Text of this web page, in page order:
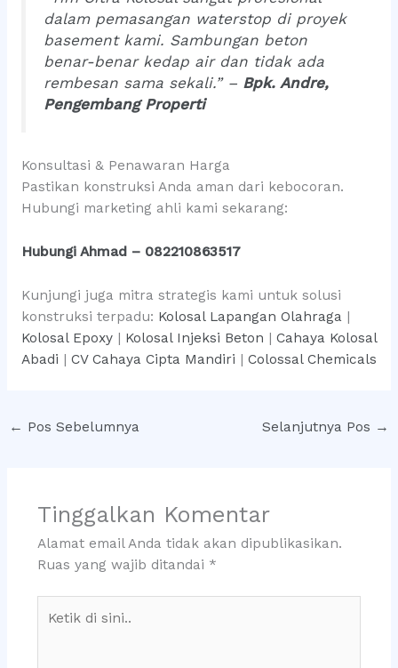
dalam pemasangan waterstop di proyek
basement kami. Sambungan beton
benar-benar kedap air dan tidak ada
rembesan sama sekali.” – Bpk. Andre,
Pengembang Properti
Konsultasi & Penawaran Harga
Pastikan konstruksi Anda aman dari kebocoran.
Hubungi marketing ahli kami sekarang:
Hubungi Ahmad – 082210863517
Kunjungi juga mitra strategis kami untuk solusi
konstruksi terpadu: Kolosal Lapangan Olahraga |
Kolosal Epoxy| Kolosal Injeksi Beton | Cahaya Kolosal
Abadi | CV Cahaya Cipta Mandiri | Colossal Chemicals
← Pos Sebelumnya Selanjutnya Pos →
Tinggalkan Komentar
Alamat email Anda tidak akan dipublikasikan.
Ruas yang wajib ditandai *